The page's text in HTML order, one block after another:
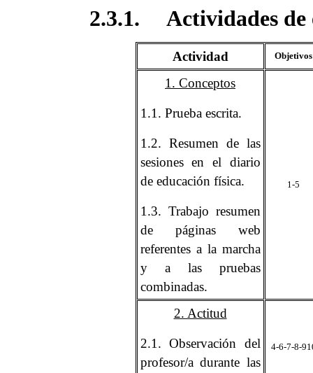
2.3.1. Actividades de
Actividad Objetivos
1. Conceptos
1.1. Prueba escrita.
1.2. Resumen de las
sesiones en el diario
de educación física.
1.3. Trabajo resumen
de páginas web
referentes a la marcha
y a las pruebas
combinadas.
1-5
2. Actitud
2.1. Observación del
profesor/a durante las
4-6-7-8-